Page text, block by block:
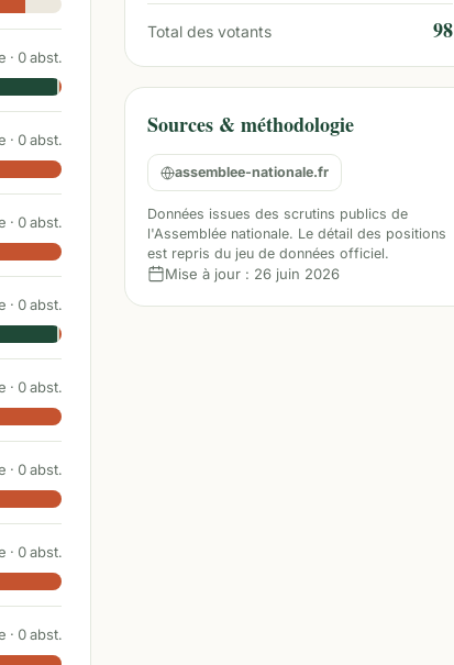
· 0abst.
· 0abst.
· 0abst.
· 0abst.
· 0abst.
· 0abst.
· 0abst.
· 0abst.
Total des votants 98
Sources & méthodologie
assemblee-nationale.fr
Données issues des scrutins publics de
l'Assemblée nationale. Le détail des positions
est repris du jeu de données officiel.
Mise à jour : 26 juin 2026